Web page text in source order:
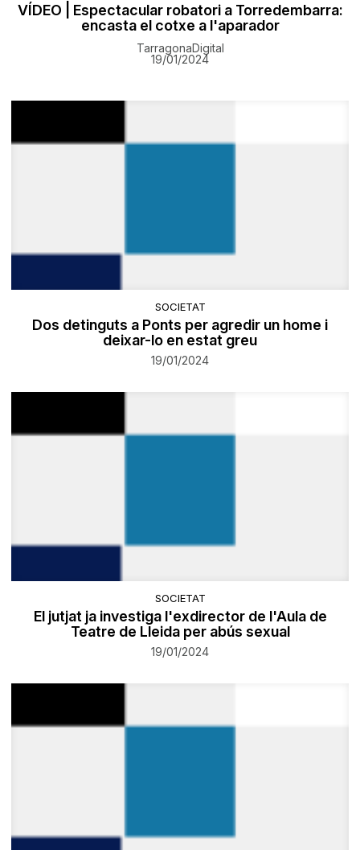
VÍDEO | Espectacular robatori a Torredembarra:
encasta el cotxe a l'aparador
TarragonaDigital
19/01/2024
SOCIETAT
​Dos detinguts a Ponts per agredir un home i
deixar-lo en estat greu
19/01/2024
SOCIETAT
El jutjat ja investiga l'exdirector de l'Aula de
Teatre de Lleida per abús sexual
19/01/2024